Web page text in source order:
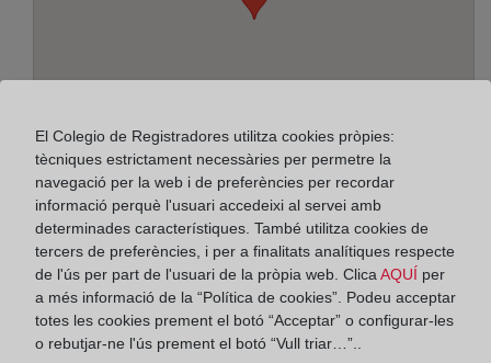
Adreça:
Puignovell, 14 - 1º, 8221
Horario:
El Colegio de Registradores utilitza cookies pròpies:
tècniques estrictament necessàries per permetre la
navegació per la web i de preferències per recordar
informació perquè l'usuari accedeixi al servei amb
determinades característiques. També utilitza cookies de
tercers de preferències, i per a finalitats analítiques respecte
de l'ús per part de l'usuari de la pròpia web. ClicaAQUÍ per
a més informació de la “Política de cookies”. Podeu acceptar
totes les cookies prement el botó “Acceptar” o configurar-les
o rebutjar-ne l'ús prement el botó “Vull triar…”..